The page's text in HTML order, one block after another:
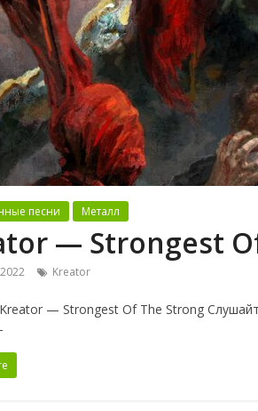
песни Металл
— Strongest
Kreator
— Strongest Of The Strong